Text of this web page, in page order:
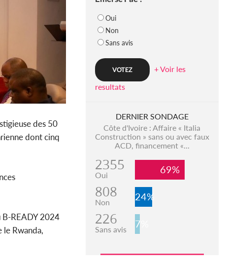
des 50
dont cinq
B-READY 2024
le Rwanda,
Oui
Non
Sans avis
+ Voir les
resultats
DERNIER SONDAGE
Côte d'Ivoire : Affaire « Italia
Construction » sans ou avec faux
ACD, financement «...
2355
Oui 69%
808
Non 24%
226
Sans avis 7%